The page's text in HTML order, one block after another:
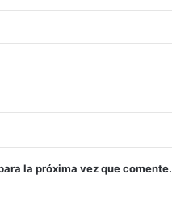
la próxima vez que comente.